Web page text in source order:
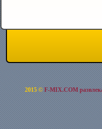
2015 ©F-MIX.COM